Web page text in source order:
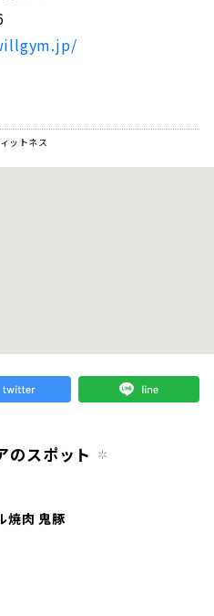
ットネス
のスポット
焼肉 鬼豚